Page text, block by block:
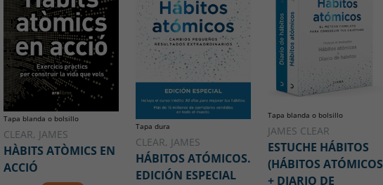
Tapa blanda o bolsillo
CLEAR, JAMES
HÀBITS ATÒMICS EN
ACCIÓ
Tapa dura
CLEAR, JAMES
HÁBITOS ATÓMICOS.
EDICIÓN ESPECIAL
Tapa blanda o bolsillo
JAMES CLEAR
ESTUCHE HÁBITOS
(HÁBITOS ATÓMICOS
+ DIARIO DE